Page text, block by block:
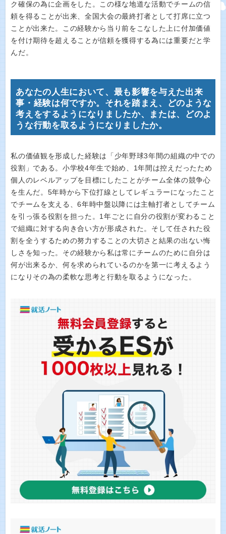
ク確保の為に企画をした。この様な地道な活動でチームの信
頼を得ることが出来、全国大会の最終打者として打席に立つ
ことが出来た。この経験から当り前をこなした上に付加価値
を付け期待を超えることが信頼を獲得する為には重要だと学
んだ。
あなたの人生において、最も影響を与えた出来
事・経験は何ですか。それを踏まえ、どのような
考えをするようになりましたか、または、どのよ
うな行動を取るようになりましたか。
私の価値観を形成した経験は「少年野球3年間の組織の中での
役割」である。小学校4年生で始め、1年間は控えだったため
個人のレベルアップを目標にしたことがチーム全体の競争心
を生んだ。5年時から下位打線としてレギュラーになったこと
でチームを支える、6年時中盤以降には主軸打者としてチーム
を引っ張る役割を担った。1年ごとに自分の役割が変わること
で組織に対する向き合い方が形成された。そして任された役
割を全うするための努力することの大切さと結果の出ない悔
しさを知った。その経験から私は常にチームのために自分は
何が出来るか、何を求められているのかを第一に考えるよう
になりその為の柔軟な思考と行動を取るようになった。